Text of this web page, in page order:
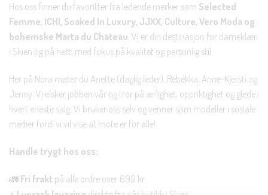
Hos oss finner du favoritter fra ledende merker som Selected
Femme, ICHI, Soaked In Luxury, JJXX, Culture, Vero Moda og
bohemske Marta du Chateau. Vi er din destinasjon for dameklær
i Skien og på nett, med fokus på kvalitet og personlig stil.
Her på Nora møter du Anette (daglig leder), Rebekka, Anne-Kjersti og
Jenny. Vi elsker jobben vår og tror på ærlighet, oppriktighet og glede i
hvert eneste salg. Vi bruker oss selv og venner som modeller i sosiale
medier fordi vi vil vise at mote er for alle!
Handle trygt hos oss:
🚛 Fri frakt på alle ordre over 699 kr.